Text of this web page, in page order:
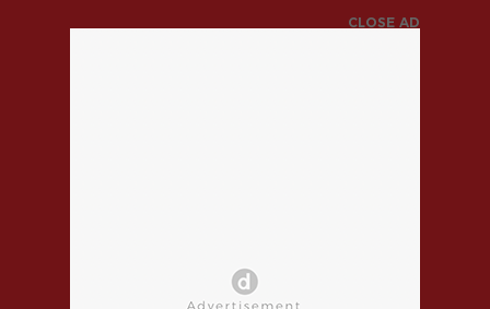
CLOSE AD